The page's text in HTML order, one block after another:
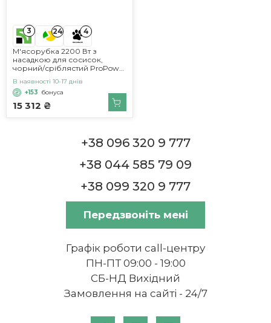
3 24 4
М'ясорубка 2200 Вт з
насадкою для сосисок,
чорний/сріблястий ProPower
15 312 ₴
В наявності 10-17 днів
+153 бонуса
+38 096 320 9 777
+38 044 585 79 09
+38 099 320 9 777
Передзвоніть мені
Графік роботи call-центру
ПН-ПТ 09:00 - 19:00
СБ-НД Вихідний
Замовлення на сайті - 24/7